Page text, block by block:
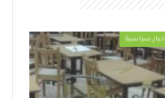
أخبار سياسية